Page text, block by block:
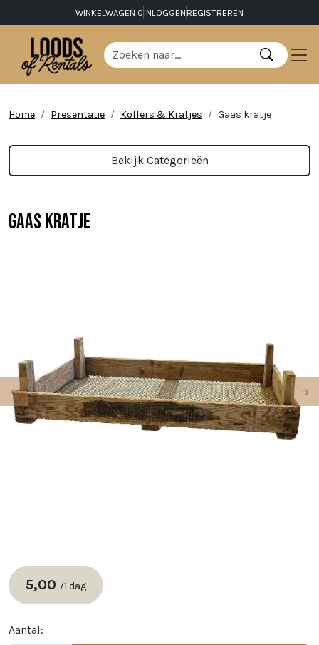
WINKELWAGEN 0 INLOGGEN REGISTREREN
Home Presentatie Koffers & Kratjes Gaas kratje
Bekijk Categorieën
Gaas kratje
5,00 /1 dag
Aantal:
Previous